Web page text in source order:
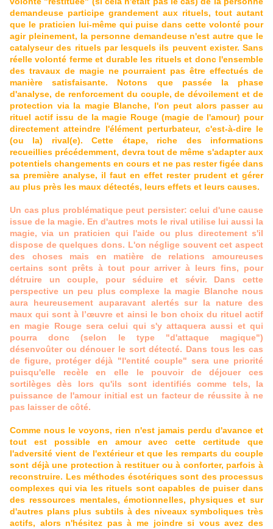
demandeuse participe grandement aux rituels, tout autant
que le praticien lui-même qui puise dans cette volonté pour
agir pleinement, la personne demandeuse n'est autre que le
catalyseur des rituels par lesquels ils peuvent exister. Sans
réelle volonté ferme et durable les rituels et donc l'ensemble
des travaux de magie ne pourraient pas être effectués de
manière satisfaisante. Notons que passée la phase
d'analyse, de renforcement du couple, de dévoilement et de
protection via la magie Blanche, l'on peut alors passer au
rituel actif issu de la magie Rouge (magie de l'amour) pour
directement atteindre l'élément perturbateur, c'est-à-dire le
(ou la) rival(e). Cette étape, riche des informations
recueillies précédemment, devra tout de même s'adapter aux
potentiels changements en cours et ne pas rester figée dans
sa première analyse, il faut en effet rester prudent et gérer
au plus près les maux détectés, leurs effets et leurs causes.
Un cas plus problématique peut persister: celui d'une cause
issue de la magie. En d'autres mots le rival utilise lui aussi la
magie, via un praticien qui l'aide ou plus directement s'il
dispose de quelques dons. L'on néglige souvent cet aspect
des choses mais en matière de relations amoureuses
certains sont prêts à tout pour arriver à leurs fins, pour
détruire un couple, pour séduire et sévir. Dans cette
perspective un peu plus complexe la magie Blanche nous
aura heureusement auparavant alertés sur la nature des
maux qui sont à l’œuvre et ainsi le bon choix du rituel actif
en magie Rouge sera celui qui s'y attaquera aussi et qui
pourra donc (selon le type "d'attaque magique")
désenvoûter ou dénouer le sort détecté. Dans tous les cas
de figure, protéger déjà "l'entité couple" sera une priorité
puisqu'elle recèle en elle le pouvoir de déjouer ces
sortilèges dès lors qu'ils sont identifiés comme tels, la
puissance de l'amour initial est un facteur de réussite à ne
pas laisser de côté.
Comme nous le voyons, rien n'est jamais perdu d'avance et
tout est possible en amour avec cette certitude que
l'adversité vient de l'extérieur et que les remparts du couple
sont déjà une protection à restituer ou à conforter, parfois à
reconstruire. Les méthodes ésotériques sont des processus
complexes qui via les rituels sont capables de puiser dans
des ressources mentales, émotionnelles, physiques et sur
d'autres plans plus subtils à des niveaux symboliques très
actifs, alors n'hésitez pas à me joindre si vous avez des